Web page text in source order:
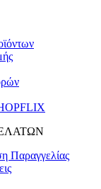
Παραγγελίας